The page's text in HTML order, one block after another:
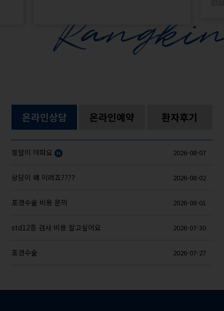
온라인상담 온라인예약 환자후기
붕알이 아파요 2026-08-07
상담이 왜 이러죠???? 2026-08-02
포경수술 비용 문의 2026-08-01
std12종 검사 비용 알고싶어요 2026-07-30
포경수술 2026-07-27